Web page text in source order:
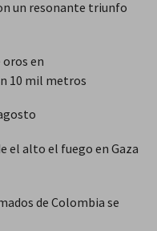
un resonante triunfo
oros en
10 mil metros
el alto el fuego en Gaza
de Colombia se